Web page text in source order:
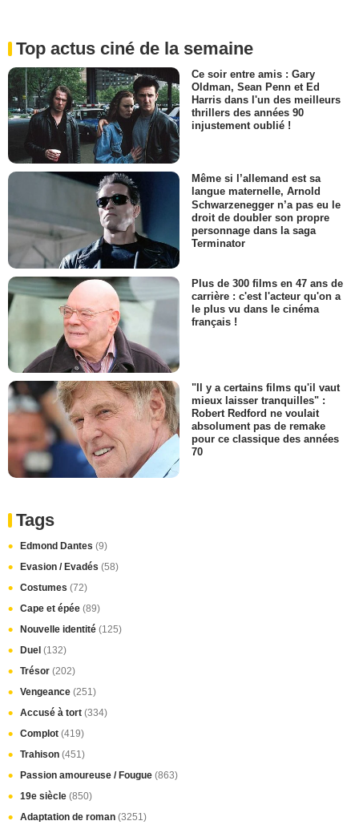
Top actus ciné de la semaine
Ce soir entre amis : Gary
Oldman, Sean Penn et Ed
Harris dans l'un des meilleurs
thrillers des années 90
injustement oublié !
Même si l’allemand est sa
langue maternelle, Arnold
Schwarzenegger n’a pas eu le
droit de doubler son propre
personnage dans la saga
Terminator
Plus de 300 films en 47 ans de
carrière : c'est l'acteur qu'on a
le plus vu dans le cinéma
français !
"Il y a certains films qu'il vaut
mieux laisser tranquilles" :
Robert Redford ne voulait
absolument pas de remake
pour ce classique des années
70
Tags
Edmond Dantes (9)
Evasion / Evadés (58)
Costumes (72)
Cape et épée (89)
Nouvelle identité (125)
Duel (132)
Trésor (202)
Vengeance (251)
Accusé à tort (334)
Complot (419)
Trahison (451)
Passion amoureuse / Fougue (863)
19e siècle (850)
Adaptation de roman (3251)